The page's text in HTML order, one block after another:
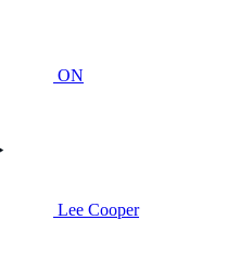
ON
Lee Cooper